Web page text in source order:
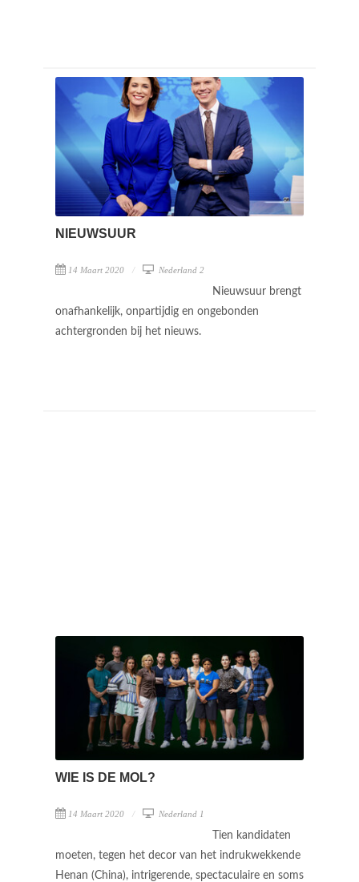
NIEUWSUUR
14 Maart 2020 Nederland 2
Nieuwsuur brengt
onafhankelijk, onpartijdig en ongebonden
achtergronden bij het nieuws.
WIE IS DE MOL?
14 Maart 2020 Nederland 1
Tien kandidaten
moeten, tegen het decor van het indrukwekkende
Henan (China), intrigerende, spectaculaire en soms